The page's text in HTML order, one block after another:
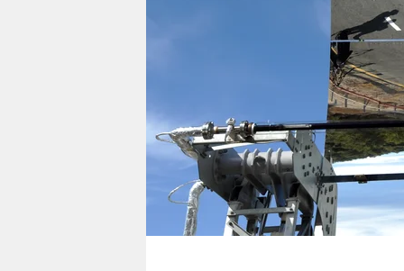
fragen & hilfe
unterstützen
abo
genossenschaft